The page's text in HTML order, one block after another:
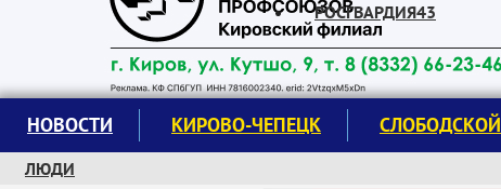
РОСГВАРДИЯ43
НОВОСТИ КИРОВО-ЧЕПЕЦК СЛОБОДСКОЙ
ЛЮДИ